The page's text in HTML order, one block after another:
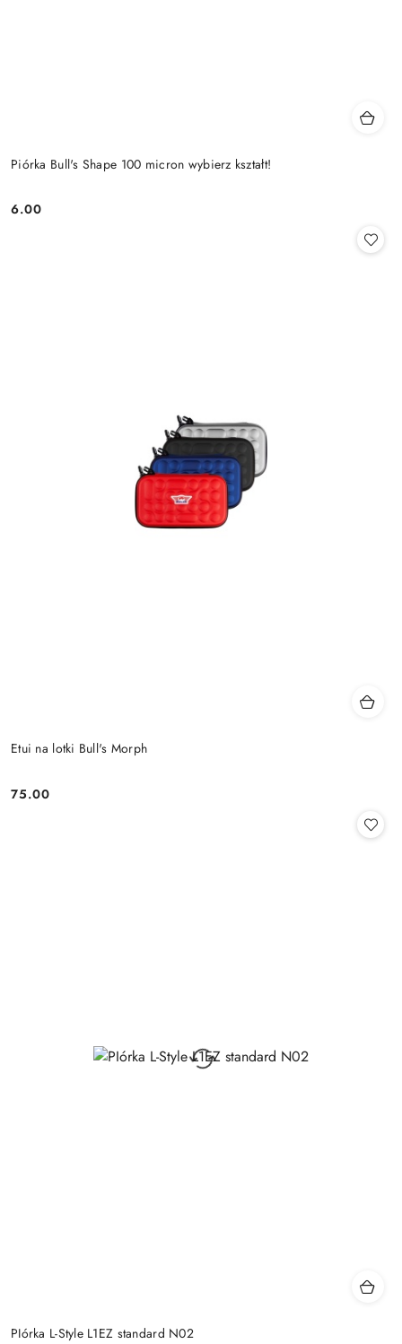
Piórka Bull's Shape 100 micron wybierz kształt!
Cena:
6.00
Etui na lotki Bull's Morph
Cena:
75.00
PIórka L-Style L1EZ standard N02